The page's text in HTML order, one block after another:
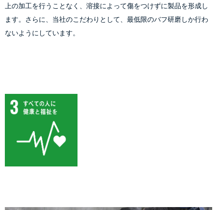
上の加工を行うことなく、溶接によって傷をつけずに製品を形成し
ます。さらに、当社のこだわりとして、最低限のバフ研磨しか行わ
ないようにしています。